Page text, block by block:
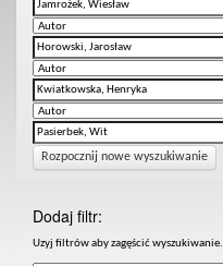
Rozpocznij nowe wyszukiwanie
Dodaj filtr:
Uzyj filtrów aby zagęścić wyszukiwanie.